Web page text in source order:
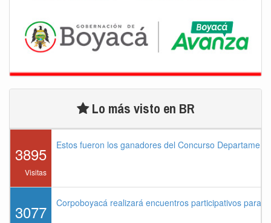
Lo más visto en BR
3895
Visitas
Estos fueron los ganadores del Concurso
3077 Corpoboyacá realizará encuentros participativos para